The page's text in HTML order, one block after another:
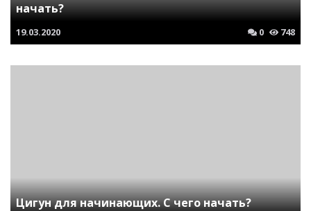
начать?
19.03.2020 0 748
Цигун для начинающих. С чего начать?